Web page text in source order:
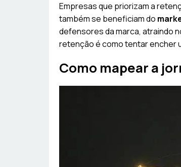
Empresas que priorizam a
também se beneficiam do
defensores da marca, atraindo
retenção é como tentar encher
Como mapear a